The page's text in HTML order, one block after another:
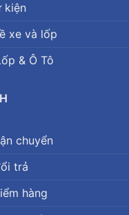
kiện
xe và lốp
& Ô Tô
chuyển
trả
hàng